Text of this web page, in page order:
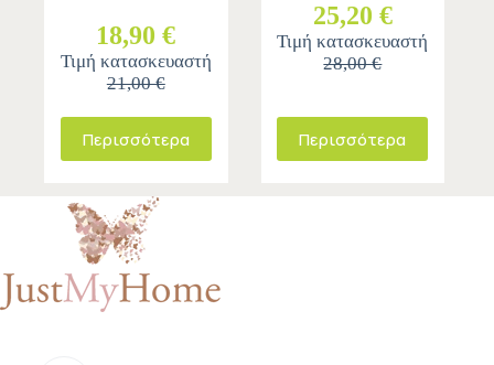
18,90 €
Τιμή κατασκευαστή
21,00 €
Περισσότερα
25,20 €
Τιμή κατασκευαστή
28,00 €
Περισσότερα